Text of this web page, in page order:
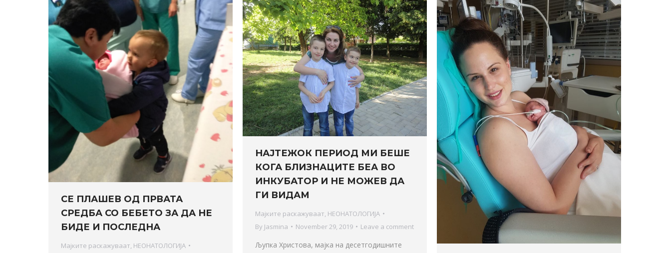
СЕ ПЛАШЕВ ОД ПРВАТА
СРЕДБА СО БЕБЕТО ЗА ДА НЕ
БИДЕ И ПОСЛЕДНА
Мајките раскажуваат, НЕОНАТОЛОГИЈА
НАЈТЕЖОК ПЕРИОД МИ БЕШЕ
КОГА БЛИЗНАЦИТЕ БЕА ВО
ИНКУБАТОР И НЕ МОЖЕВ ДА
ГИ ВИДАМ
Мајките раскажуваат, НЕОНАТОЛОГИЈА
By Jasmina November 29, 2019 Leave a comment
Љупка Христова, мајка на десетгодишните